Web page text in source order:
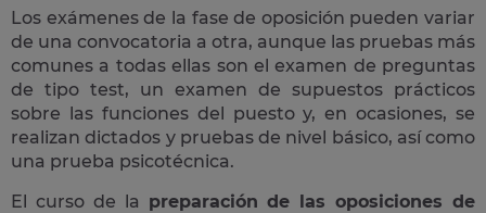
Los exámenes de la fase de oposición pueden variar
de una convocatoria a otra, aunque las pruebas más
comunes a todas ellas son el examen de preguntas
de tipo test, un examen de supuestos prácticos
sobre las funciones del puesto y, en ocasiones, se
realizan dictados y pruebas de nivel básico, así como
una prueba psicotécnica.
El curso de la preparación de las oposiciones de